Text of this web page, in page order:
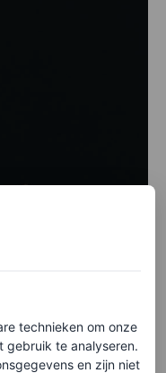
technieken om onze
gebruik te analyseren.
en zijn niet